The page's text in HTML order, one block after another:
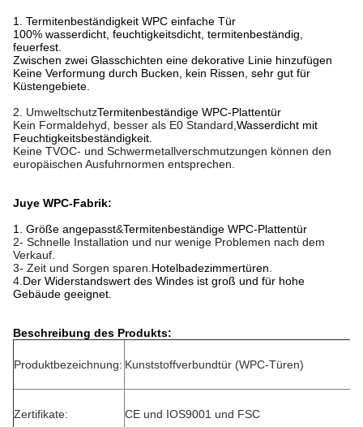
1. Termitenbeständigkeit WPC einfache Tür
100% wasserdicht, feuchtigkeitsdicht, termitenbeständig,
feuerfest.
Zwischen zwei Glasschichten eine dekorative Linie hinzufügen
Keine Verformung durch Bucken, kein Rissen, sehr gut für
Küstengebiete.
2. UmweltschutzTermitenbeständige WPC-Plattentür
Kein Formaldehyd, besser als E0 Standard, Wasserdicht mit
Feuchtigkeitsbeständigkeit.
Keine TVOC- und Schwermetallverschmutzungen können den
europäischen Ausfuhrnormen entsprechen.
Juye WPC-Fabrik:
1. Größe angepasst&Termitenbeständige WPC-Plattentür
2- Schnelle Installation und nur wenige Problemen nach dem
Verkauf.
3- Zeit und Sorgen sparen. Hotelbadezimmertüren
4. Der Widerstandswert des Windes ist groß und für hohe
Gebäude geeignet.
Beschreibung des Produkts:
Produktbezeichnung: Kunststoffverbundtür (WPC-Türen)
Zertifikate: CE und IOS9001 und FSC